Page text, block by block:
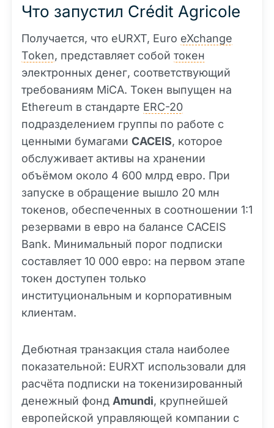
Что запустил Crédit Agricole
Получается, что eURXT, Euro eXchange
Token, представляет собой токен
электронных денег, соответствующий
требованиям MiCA. Токен выпущен на
Ethereum в стандарте ERC-20
подразделением группы по работе с
ценными бумагами CACEIS, которое
обслуживает активы на хранении
объёмом около 4 600 млрд евро. При
запуске в обращение вышло 20 млн
токенов, обеспеченных в соотношении 1:1
резервами в евро на балансе CACEIS
Bank. Минимальный порог подписки
составляет 10 000 евро: на первом этапе
токен доступен только
институциональным и корпоративным
клиентам.
Дебютная транзакция стала наиболее
показательной: EURXT использовали для
расчёта подписки на токенизированный
денежный фонд Amundi, крупнейшей
европейской управляющей компании с